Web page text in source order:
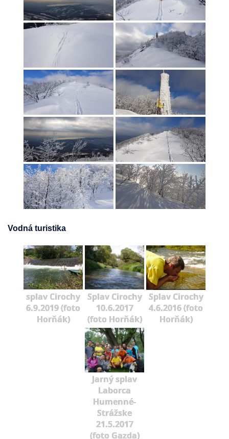
Vodná turistika
splav Cirochy
6.9.2019 (foto
Horňák)
Splav Cirochy
10.6.2017
(foto Horňák)
Splav Cirochy
4.6.2016 (foto
Horňák)
Jarný splav
Laborca
Humenné-
Strážske
21.5.2017
(foto Gazda)